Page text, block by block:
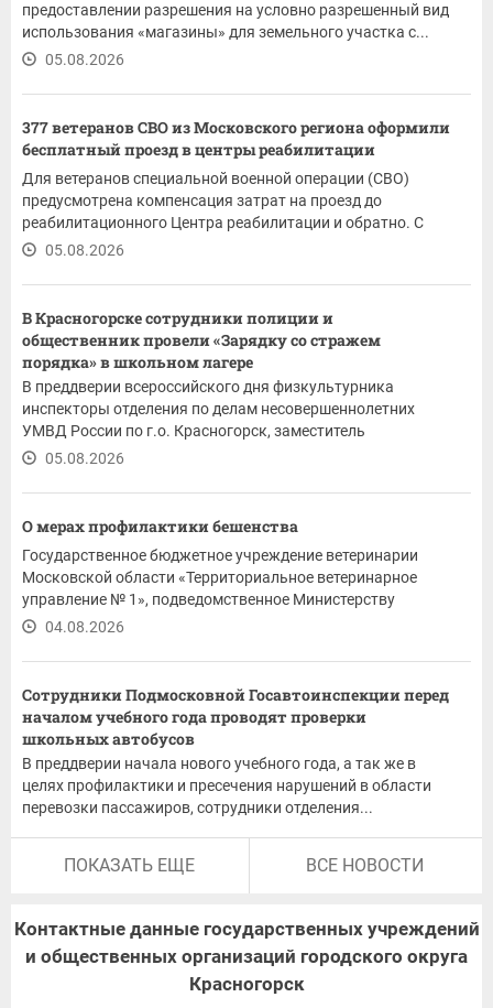
предоставлении разрешения на условно разрешенный вид
использования «магазины» для земельного участка с...
05.08.2026
377 ветеранов СВО из Московского региона оформили
бесплатный проезд в центры реабилитации
Для ветеранов специальной военной операции (СВО)
предусмотрена компенсация затрат на проезд до
реабилитационного Центра реабилитации и обратно. С
этого года...
05.08.2026
В Красногорске сотрудники полиции и
общественник провели «Зарядку со стражем
порядка» в школьном лагере
В преддверии всероссийского дня физкультурника
инспекторы отделения по делам несовершеннолетних
УМВД России по г.о. Красногорск, заместитель
председателя...
05.08.2026
О мерах профилактики бешенства
Государственное бюджетное учреждение ветеринарии
Московской области «Территориальное ветеринарное
управление № 1», подведомственное Министерству
сельского...
04.08.2026
Сотрудники Подмосковной Госавтоинспекции перед
началом учебного года проводят проверки
школьных автобусов
В преддверии начала нового учебного года, а так же в
целях профилактики и пресечения нарушений в области
перевозки пассажиров, сотрудники отделения...
03.08.2026
ПОКАЗАТЬ ЕЩЕ ВСЕ НОВОСТИ
Контактные данные государственных учреждений
и общественных организаций городского округа
Красногорск